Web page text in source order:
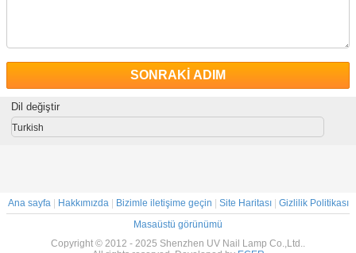
SONRAKİ ADIM
Dil değiştir
Turkish
Ana sayfa| Hakkımızda| Bizimle iletişime geçin Site Haritası| Gizlilik Politikası
Masaüstü görünümü
Copyright © 2012 - 2025 Shenzhen UV Nail Lamp Co.,Ltd..